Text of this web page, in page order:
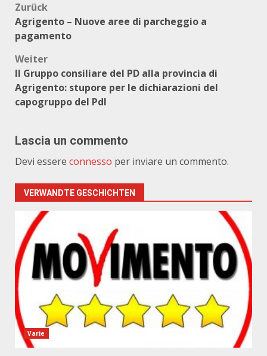
Beitragsnavigation
Zurück
Agrigento – Nuove aree di parcheggio a
pagamento
Weiter
Il Gruppo consiliare del PD alla provincia di
Agrigento: stupore per le dichiarazioni del
capogruppo del Pdl
Lascia un commento
Devi essere connesso per inviare un commento.
VERWANDTE GESCHICHTEN
Varie